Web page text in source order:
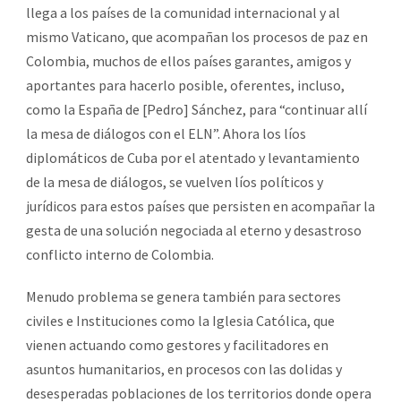
llega a los países de la comunidad internacional y al
mismo Vaticano, que acompañan los procesos de paz en
Colombia, muchos de ellos países garantes, amigos y
aportantes para hacerlo posible, oferentes, incluso,
como la España de [Pedro] Sánchez, para “continuar allí
la mesa de diálogos con el ELN”. Ahora los líos
diplomáticos de Cuba por el atentado y levantamiento
de la mesa de diálogos, se vuelven líos políticos y
jurídicos para estos países que persisten en acompañar la
gesta de una solución negociada al eterno y desastroso
conflicto interno de Colombia.
Menudo problema se genera también para sectores
civiles e Instituciones como la Iglesia Católica, que
vienen actuando como gestores y facilitadores en
asuntos humanitarios, en procesos con las dolidas y
desesperadas poblaciones de los territorios donde opera